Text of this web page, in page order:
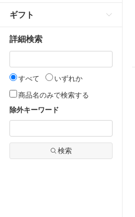
ギフト
詳細検索
すべて
いずれか
商品名のみで検索する
除外キーワード
検索